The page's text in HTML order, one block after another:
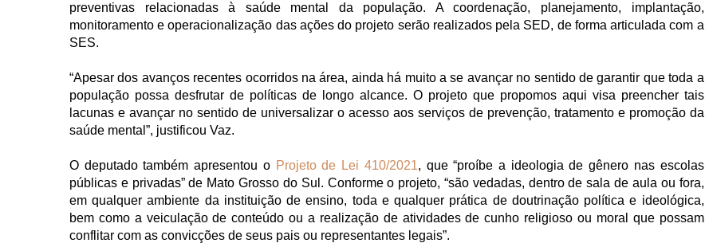
preventivas relacionadas à saúde mental da população. A coordenação, planejamento, implantação,
monitoramento e operacionalização das ações do projeto serão realizados pela SED, de forma articulada com a
SES.
“Apesar dos avanços recentes ocorridos na área, ainda há muito a se avançar no sentido de garantir que toda a
população possa desfrutar de políticas de longo alcance. O projeto que propomos aqui visa preencher tais
lacunas e avançar no sentido de universalizar o acesso aos serviços de prevenção, tratamento e promoção da
saúde mental”, justificou Vaz.
O deputado também apresentou o Projeto de Lei 410/2021, que “proíbe a ideologia de gênero nas escolas
públicas e privadas” de Mato Grosso do Sul. Conforme o projeto, “são vedadas, dentro de sala de aula ou fora,
em qualquer ambiente da instituição de ensino, toda e qualquer prática de doutrinação política e ideológica,
bem como a veiculação de conteúdo ou a realização de atividades de cunho religioso ou moral que possam
conflitar com as convicções de seus pais ou representantes legais”.